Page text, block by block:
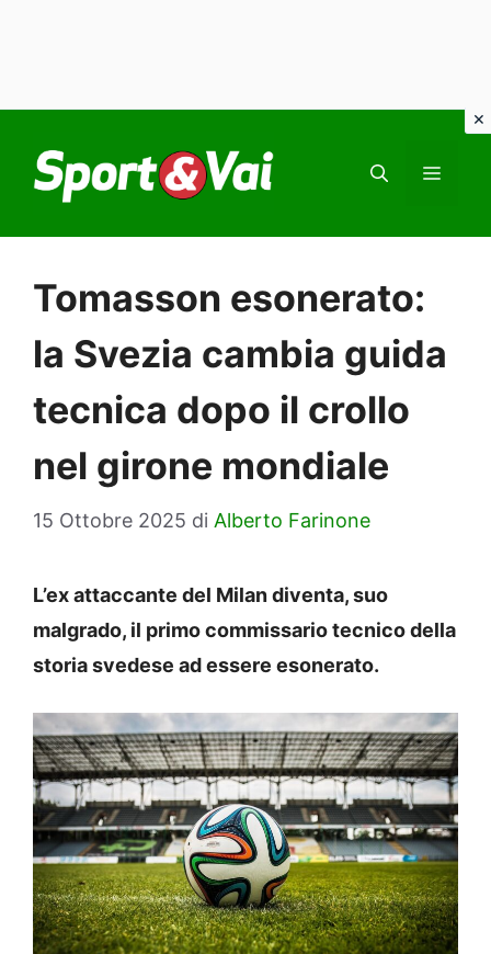
contenuto
Tomasson esonerato:
la Svezia cambia guida
tecnica dopo il crollo
nel girone mondiale
15 Ottobre 2025 di Alberto Farinone
L’ex attaccante del Milan diventa, suo
malgrado, il primo commissario tecnico della
storia svedese ad essere esonerato.